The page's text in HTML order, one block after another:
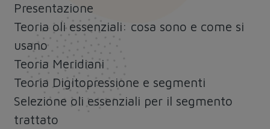
Presentazione
Teoria oli essenziali: cosa sono e come si
usano
Teoria Meridiani
Teoria Digitopressione e segmenti
Selezione oli essenziali per il segmento
trattato